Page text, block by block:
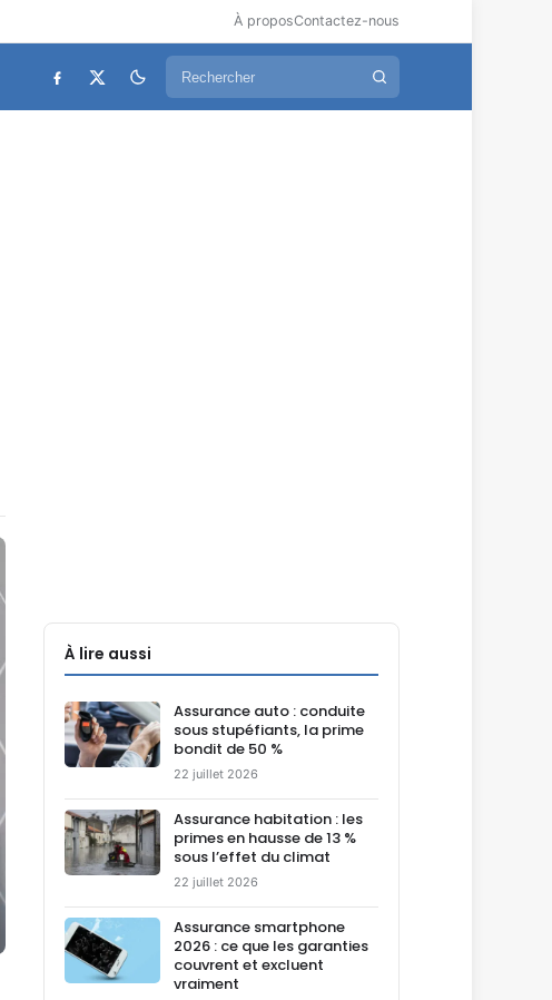
À proposContactez-nous
À lire aussi
Assurance auto : conduite
sous stupéfiants, la prime
bondit de 50 %
22 juillet 2026
Assurance habitation : les
primes en hausse de 13 %
sous l’effet du climat
22 juillet 2026
Assurance smartphone
2026 : ce que les garanties
couvrent et excluent
vraiment